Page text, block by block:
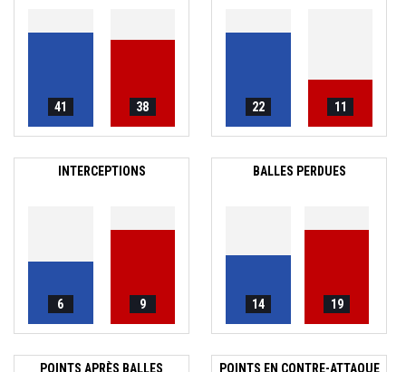
41 38 22 11
INTERCEPTIONS
6 9
BALLES PERDUES
14 19
POINTS APRÈS BALLES
POINTS EN CONTRE-ATTAQUE